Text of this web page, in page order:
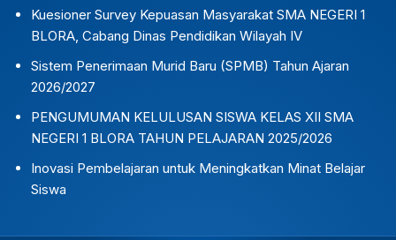
Kuesioner Survey Kepuasan Masyarakat SMA NEGERI 1
BLORA, Cabang Dinas Pendidikan Wilayah IV
Sistem Penerimaan Murid Baru (SPMB) Tahun Ajaran
2026/2027
PENGUMUMAN KELULUSAN SISWA KELAS XII SMA
NEGERI 1 BLORA TAHUN PELAJARAN 2025/2026
Inovasi Pembelajaran untuk Meningkatkan Minat Belajar
Siswa